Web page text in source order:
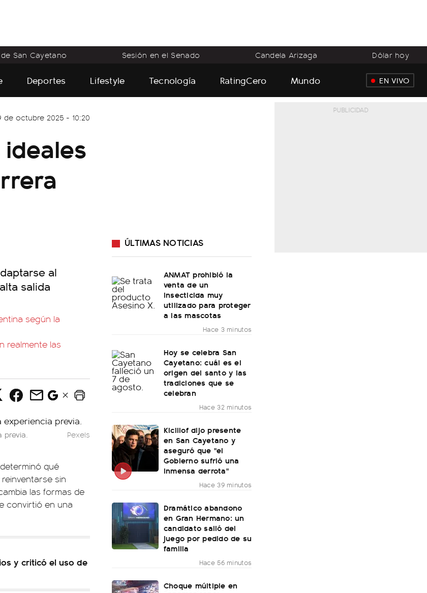
San Cayetano Sesión en el Senado Candela Arizaga Dólar hoy
Deportes Lifestyle Tecnología RatingCero Mundo EN VIVO
de octubre 2025 - 10:20
al
salida
según la
realmente las
Pexels
qué
sin
las formas de
convirtió en una
y criticó el uso de
ÚLTIMAS NOTICIAS
ANMAT prohibió la
venta de un
insecticida muy
utilizado para proteger
a las mascotas
Hace 3 minutos
Hoy se celebra San
Cayetano: cuál es el
origen del santo y las
tradiciones que se
celebran
Hace 32 minutos
Kicillof dijo presente
en San Cayetano y
aseguró que "el
Gobierno sufrió una
inmensa derrota"
Hace 39 minutos
Dramático abandono
en Gran Hermano: un
candidato salió del
juego por pedido de su
familia
Hace 56 minutos
Choque múltiple en